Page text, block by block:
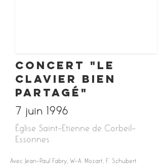
Concert "Le
Clavier bien
partagé"
7 juin 1996
Église Saint-Etienne de Corbeil-
Essonnes
Avec Jean-Paul Fabry, W-A. Mozart, F. Schubert